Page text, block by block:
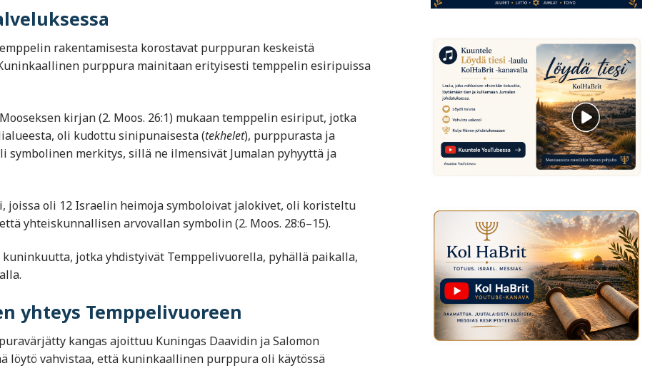
rakentamisesta korostavat purppuran keskeistä
purppura mainitaan erityisesti temppelin esiripuissa
kirjan (2. Moos. 26:1) mukaan temppelin esiriput, jotka
oli kudottu sinipunaisesta (tekhelet), purppurasta ja
merkitys, sillä ne ilmensivät Jumalan pyhyyttä ja
oli 12 Israelin heimoja symboloivat jalokivet, oli koristeltu
yhteiskunnallisen arvovallan symbolin (2. Moos. 28:6–15).
jotka yhdistyivät Temppelivuorella, pyhällä paikalla,
yhteys Temppelivuoreen
kangas ajoittuu Kuningas Daavidin ja Salomon
löytö vahvistaa, että kuninkaallinen purppura oli käytössä